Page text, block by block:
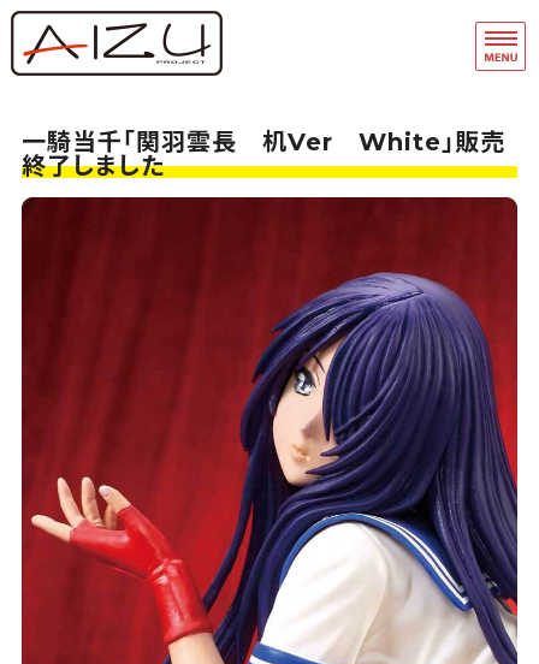
フィギュアモデル完成品
一騎当千「関羽雲長 机Ver White」販売
終了しました